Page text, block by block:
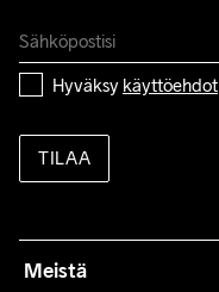
Hyväksy käyttöehdot
TILAA
Meistä